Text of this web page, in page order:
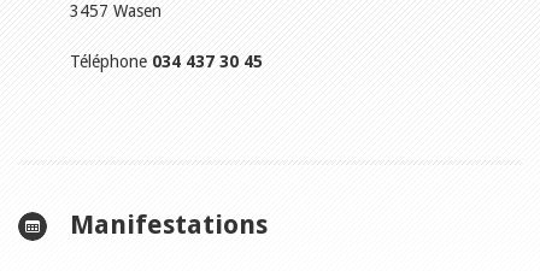
Utiliser biblioBE.ch
3457 Wasen
Téléphone 034 437 30 45
Manifestations